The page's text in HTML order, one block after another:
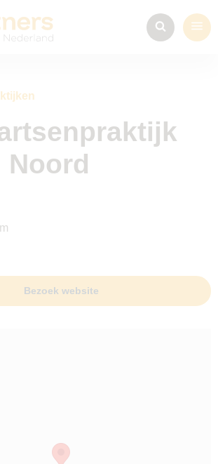
Noord
Bezoek website